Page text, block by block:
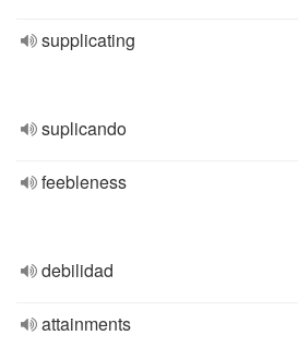
supplicating
suplicando
feebleness
debilidad
attainments